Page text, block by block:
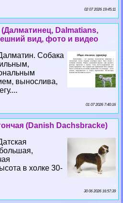
02 07 2026 19:45:11
Dalmatians,
вид, фото и видео
Собака
вынослива,
01 07 2026 7:40:16
(Danish Dachsbracke)
в холке 30-
30 06 2026 16:57:39